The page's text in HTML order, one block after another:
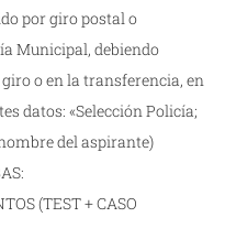
por giro postal o
Municipal, debiendo
o en la transferencia, en
datos: «Selección Policía;
del aspirante)
(TEST + CASO